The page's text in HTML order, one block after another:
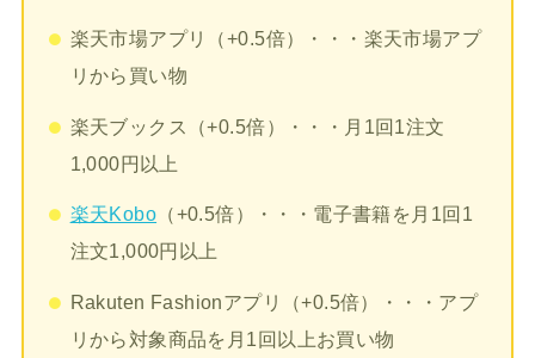
楽天市場アプリ（+0.5倍）・・・楽天市場アプ
リから買い物
楽天ブックス（+0.5倍）・・・月1回1注文
1,000円以上
楽天Kobo （+0.5倍）・・・電子書籍を月1回1
注文1,000円以上
Rakuten Fashionアプリ（+0.5倍）・・・アプ
リから対象商品を月1回以上お買い物